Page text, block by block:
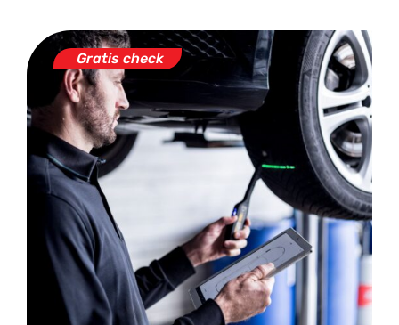
Gratis check